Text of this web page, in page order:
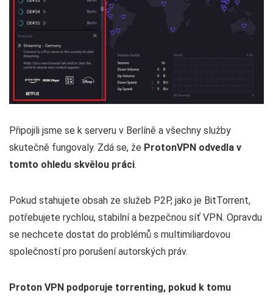
Připojili jsme se k serveru v Berlíně a všechny služby
skutečně fungovaly. Zdá se, že ProtonVPN odvedla v
tomto ohledu skvělou práci.
Pokud stahujete obsah ze služeb P2P, jako je BitTorrent,
potřebujete rychlou, stabilní a bezpečnou síť VPN. Opravdu
se nechcete dostat do problémů s multimiliardovou
společností pro porušení autorských práv.
Proton VPN podporuje torrenting, pokud k tomu